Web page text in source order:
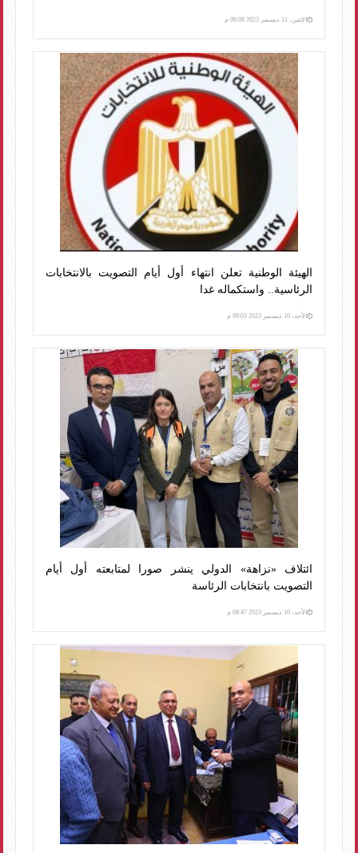
الإثنين، 11 ديسمبر 2023 06:08 م
الهيئة الوطنية تعلن انتهاء أول أيام التصويت بالانتخابات
الرئاسية.. واستكماله غدا
الأحد، 10 ديسمبر 2023 09:03 م
ائتلاف «نزاهة» الدولي ينشر صورا لمتابعته أول أيام
التصويت بانتخابات الرئاسة
الأحد، 10 ديسمبر 2023 08:47 م